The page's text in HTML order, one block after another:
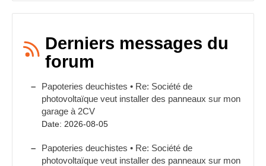
Derniers messages du
forum
Papoteries deuchistes • Re: Société de
photovoltaïque veut installer des panneaux sur mon
garage à 2CV
Date: 2026-08-05
Papoteries deuchistes • Re: Société de
photovoltaïque veut installer des panneaux sur mon